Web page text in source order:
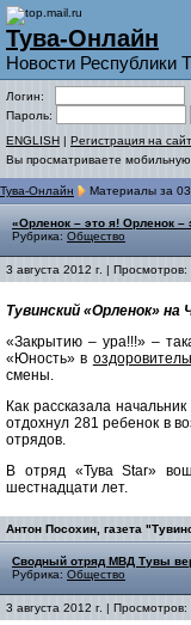
Тува-Онлайн
Новости Республики
Логин:
Пароль:
ENGLISH | Регистрация на
Вы просматриваете
Тува-Онлайн Материалы за
«Орленок – это я! Орленок
Рубрика: Общество
3 августа 2012 г. |
Тувинский «Орленок»
«Закрытию – ура!!!» –
«Юность» в
смены.
Как рассказала
отдохнул 281 ребенок в
отрядов.
В отряд «Тува Star»
шестнадцати лет.
Антон Посохин, газета
Сводный отряд МВД Тувы
Рубрика: Общество
3 августа 2012 г. |